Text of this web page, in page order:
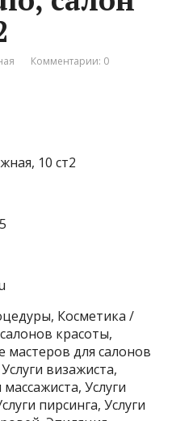
Комментарии: 0
10 ст2
Косметика /
красоты,
мастеров для салонов
визажиста,
Услуги
пирсинга, Услуги